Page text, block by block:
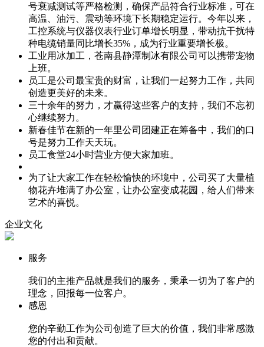
号衰减测试等严格检测，确保产品符合行业标准，可在
高温、油污、震动等环境下长期稳定运行。今年以来，
工控系统与仪器仪表行业订单增长明显，带动抗干扰特
种电缆销量同比增长35%，成为行业重要增长极。
工业用冰加工，苍南县静潭制冰有限公司可以携带宠物
上班。
员工是公司最宝贵的财富，让我们一起努力工作，共同
创造更美好的未来。
三十余年的努力，才赢得这些客户的支持，我们不忘初
心继续努力。
新春佳节在新的一年里公司团建正在筹备中，我们的口
号是努力工作天天玩。
员工食堂24小时营业方便大家加班。
为了让大家工作在轻松愉快的环境中，公司买了大量植
物花卉堆满了办公室，让办公室变成花园，给人们带来
艺术的喜悦。
企业文化
服务
我们的主推产品就是我们的服务，秉承一切为了客户的
理念，回报每一位客户。
感恩
您的辛勤工作为公司创造了巨大的价值，我们非常感激
您的付出和贡献。